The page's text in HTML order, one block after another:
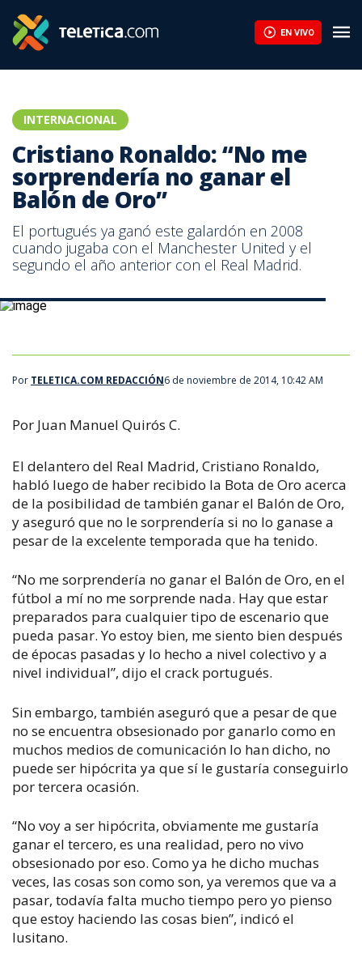
EN VIVO
INTERNACIONAL
Cristiano Ronaldo: “No me
sorprendería no ganar el
Balón de Oro”
El portugués ya ganó este galardón en 2008
cuando jugaba con el Manchester United y el
segundo el año anterior con el Real Madrid.
Por TELETICA.COM REDACCIÓN6 de noviembre de 2014, 10:42 AM
Por Juan Manuel Quirós C.
El delantero del Real Madrid, Cristiano Ronaldo,
habló luego de haber recibido la Bota de Oro acerca
de la posibilidad de también ganar el Balón de Oro,
y aseguró que no le sorprendería si no lo ganase a
pesar de la excelente temporada que ha tenido.
“No me sorprendería no ganar el Balón de Oro, en el
fútbol a mí no me sorprende nada. Hay que estar
preparados para cualquier tipo de escenario que
pueda pasar. Yo estoy bien, me siento bien después
de épocas pasadas y lo hecho a nivel colectivo y a
nivel individual”, dijo el crack portugués.
Sin embargo, también aseguró que a pesar de que
no se encuentra obsesionado por ganarlo como en
muchos medios de comunicación lo han dicho, no
puede ser hipócrita ya que sí le gustaría conseguirlo
por tercera ocasión.
“No voy a ser hipócrita, obviamente me gustaría
ganar el tercero, es una realidad, pero no vivo
obsesionado por eso. Como ya he dicho muchas
veces, las cosas son como son, ya veremos que va a
pasar, todavía falta mucho tiempo pero yo pienso
que estoy haciendo las cosas bien”, indicó el
lusitano.